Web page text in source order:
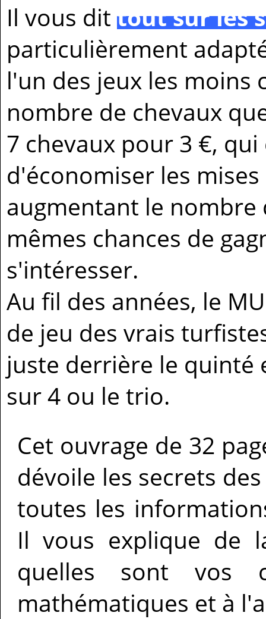
Il vous dit tout sur les
particulièrement
l'un des jeux les moins
nombre de chevaux
7 chevaux pour 3 €,
d'économiser les
augmentant le nombre
mêmes chances de
s'intéresser.
Au fil des années, le
de jeu des vrais
juste derrière le quinté
sur 4 ou le trio.
Cet ouvrage de 32
dévoile les secrets
toutes les
Il vous explique de
quelles sont vos
mathématiques et à